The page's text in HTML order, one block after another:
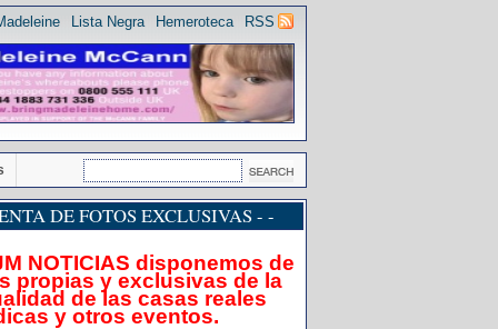
RSS
Hemeroteca
Lista Negra
DE FOTOS EXCLUSIVAS - -
NOTICIAS disponemos de
propias y exclusivas de la
de las casas reales
y otros eventos.